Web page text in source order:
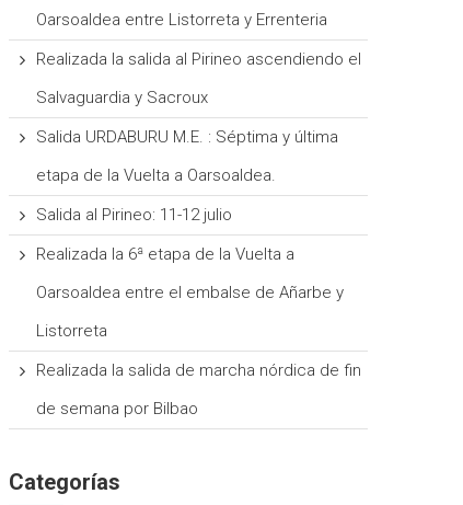
Oarsoaldea entre Listorreta y Errenteria
Realizada la salida al Pirineo ascendiendo el
Salvaguardia y Sacroux
Salida URDABURU M.E. : Séptima y última
etapa de la Vuelta a Oarsoaldea.
Salida al Pirineo: 11-12 julio
Realizada la 6ª etapa de la Vuelta a
Oarsoaldea entre el embalse de Añarbe y
Listorreta
Realizada la salida de marcha nórdica de fin
de semana por Bilbao
Categorías